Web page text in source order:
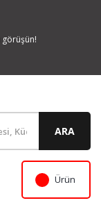
görüşün!
ARA
Ürün